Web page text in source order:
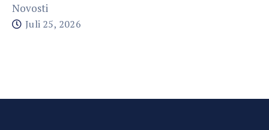
Novosti
Juli 25, 2026